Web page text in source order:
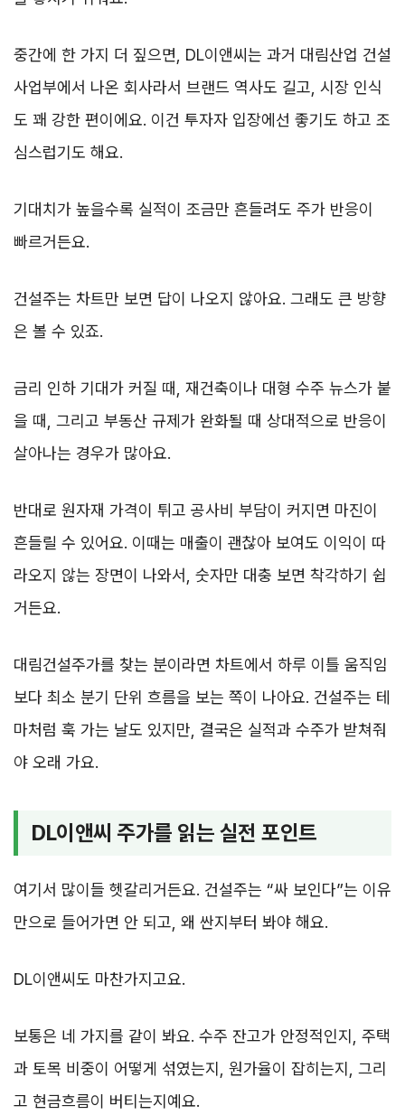
중간에 한 가지 더 짚으면, DL이앤씨는 과거 대림산업 건설
사업부에서 나온 회사라서 브랜드 역사도 길고, 시장 인식
도 꽤 강한 편이에요. 이건 투자자 입장에선 좋기도 하고 조
심스럽기도 해요.
기대치가 높을수록 실적이 조금만 흔들려도 주가 반응이
빠르거든요.
건설주는 차트만 보면 답이 나오지 않아요. 그래도 큰 방향
은 볼 수 있죠.
금리 인하 기대가 커질 때, 재건축이나 대형 수주 뉴스가 붙
을 때, 그리고 부동산 규제가 완화될 때 상대적으로 반응이
살아나는 경우가 많아요.
반대로 원자재 가격이 튀고 공사비 부담이 커지면 마진이
흔들릴 수 있어요. 이때는 매출이 괜찮아 보여도 이익이 따
라오지 않는 장면이 나와서, 숫자만 대충 보면 착각하기 쉽
거든요.
대림건설주가를 찾는 분이라면 차트에서 하루 이틀 움직임
보다 최소 분기 단위 흐름을 보는 쪽이 나아요. 건설주는 테
마처럼 훅 가는 날도 있지만, 결국은 실적과 수주가 받쳐줘
야 오래 가요.
DL이앤씨 주가를 읽는 실전 포인트
여기서 많이들 헷갈리거든요. 건설주는 “싸 보인다”는 이유
만으로 들어가면 안 되고, 왜 싼지부터 봐야 해요.
DL이앤씨도 마찬가지고요.
보통은 네 가지를 같이 봐요. 수주 잔고가 안정적인지, 주택
과 토목 비중이 어떻게 섞였는지, 원가율이 잡히는지, 그리
고 현금흐름이 버티는지예요.